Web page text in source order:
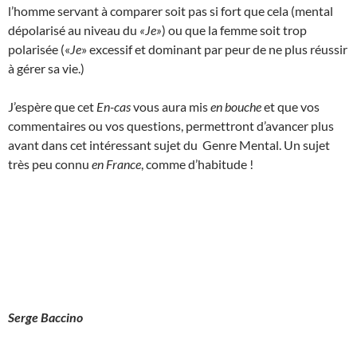
l’homme servant à comparer soit pas si fort que cela (mental
dépolarisé au niveau du «Je») ou que la femme soit trop
polarisée (« Je» excessif et dominant par peur de ne plus réussir
à gérer sa vie.)
J’espère que cet En-casvous aura misen boucheet que vos
commentaires ou vos questions, permettront d’avancer plus
avant dans cet intéressant sujet du Genre Mental. Un sujet
très peu connu en France , comme d’habitude !
Serge Baccino